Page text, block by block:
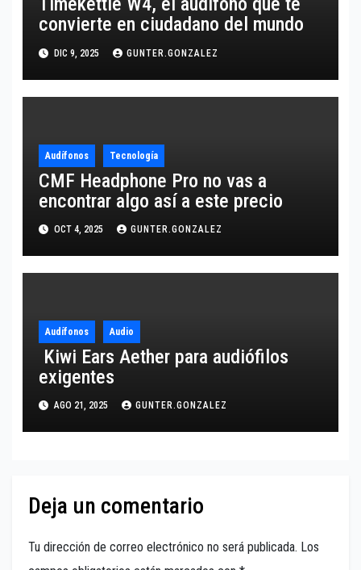
convierte en ciudadano del mundo
DIC 9, 2025 GUNTER.GONZALEZ
Audífonos Tecnología
CMF Headphone Pro no vas a
encontrar algo así a este precio
OCT 4, 2025 GUNTER.GONZALEZ
Audífonos Audio
Kiwi Ears Aether para audiófilos
exigentes
AGO 21, 2025 GUNTER.GONZALEZ
Deja un comentario
Tu dirección de correo electrónico no será publicada. Los